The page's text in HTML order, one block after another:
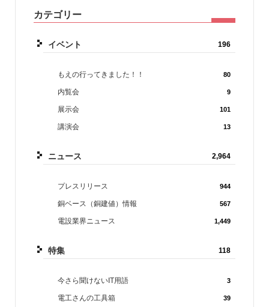
カテゴリー
イベント 196
もえの行ってきました！！ 80
内覧会 9
展示会 101
講演会 13
ニュース 2,964
プレスリリース 944
銅ベース（銅建値）情報 567
電設業界ニュース 1,449
特集 118
今さら聞けないIT用語 3
電工さんの工具箱 39